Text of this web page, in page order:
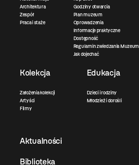
Architektura
Zespół
Praca i staże
Godziny otwarcia
Plan muzeum
Oprowadzenia
Informacje praktyczne
Dostępność
Regulamin zwiedzania Muzeum
Jak dojechać
Kolekcja
Założenia kolekcji
Artyści
Filmy
Edukacja
Dzieci i rodziny
Młodzież i dorośli
Aktualności
Biblioteka